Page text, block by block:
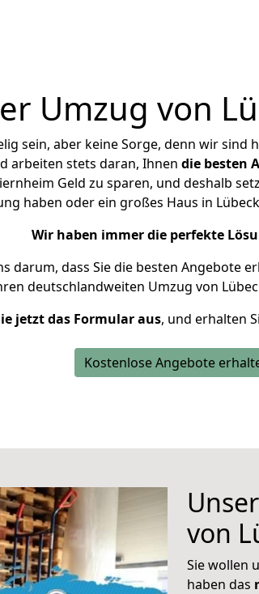
Umzug von
sein, aber keine Sorge, denn wir sind
arbeiten stets daran, Ihnen die besten
Geld zu sparen, und deshalb
haben oder ein großes Haus in
Wir haben immer die perfekte
darum, dass Sie die besten Angebote
deutschlandweiten Umzug von
jetzt das Formular aus, und erhalten
Kostenlose Angebote
von
Sie wollen
haben das